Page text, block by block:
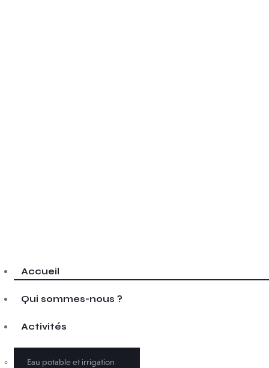
Accueil
Qui sommes-nous ?
Activités
Eau potable et irrigation